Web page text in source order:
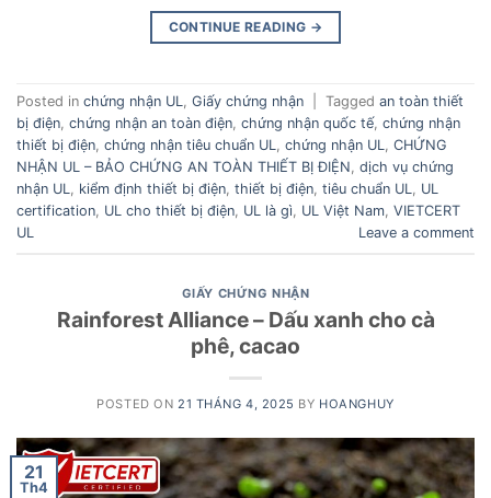
CONTINUE READING →
Posted in chứng nhận UL, Giấy chứng nhận Tagged an toàn thiết
bị điện, chứng nhận an toàn điện, chứng nhận quốc tế, chứng nhận
thiết bị điện, chứng nhận tiêu chuẩn UL, chứng nhận UL, CHỨNG
NHẬN UL – BẢO CHỨNG AN TOÀN THIẾT BỊ ĐIỆN, dịch vụ chứng
nhận UL, kiểm định thiết bị điện, thiết bị điện, tiêu chuẩn UL, UL
certification, UL cho thiết bị điện, UL là gì, UL Việt Nam, VIETCERT
UL
Leave a comment
GIẤY CHỨNG NHẬN
Rainforest Alliance – Dấu xanh cho cà
phê, cacao
POSTED ON 21 THÁNG 4, 2025 BY HOANGHUY
21
Th4